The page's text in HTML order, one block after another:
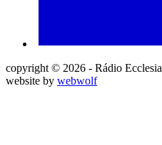
copyright © 2026 - Rádio Ecclesia
website by webwolf